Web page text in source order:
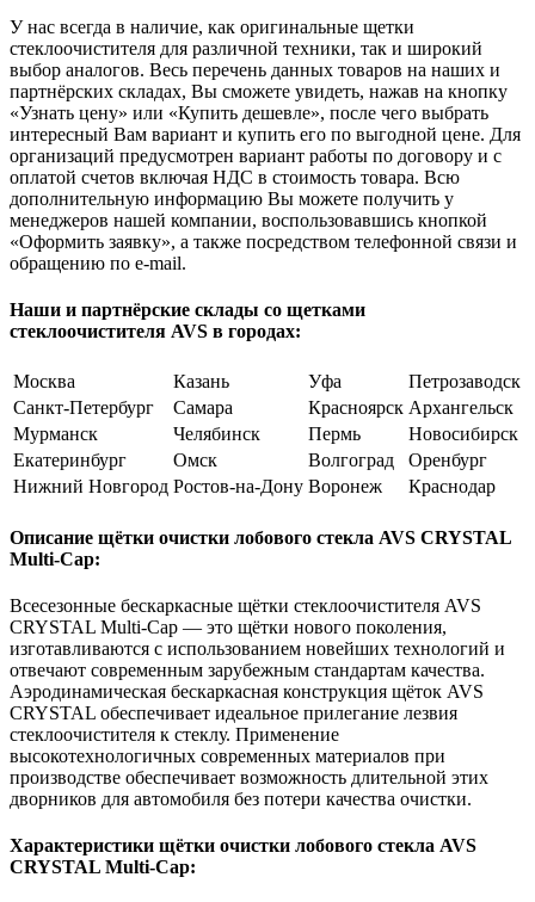
У нас всегда в наличие, как оригинальные щетки
стеклоочистителя для различной техники, так и широкий
выбор аналогов. Весь перечень данных товаров на наших и
партнёрских складах, Вы сможете увидеть, нажав на кнопку
«Узнать цену» или «Купить дешевле», после чего выбрать
интересный Вам вариант и купить его по выгодной цене. Для
организаций предусмотрен вариант работы по договору и с
оплатой счетов включая НДС в стоимость товара. Всю
дополнительную информацию Вы можете получить у
менеджеров нашей компании, воспользовавшись кнопкой
«Оформить заявку», а также посредством телефонной связи и
обращению по e-mail.
Наши и партнёрские склады со щетками
стеклоочистителя AVS в городах:
Москва Казань Уфа
Петрозаводск
Санкт-Петербург
Самара Красноярск Архангельск
Мурманск
Челябинск Пермь
Новосибирск
Екатеринбург
Омск Волгоград
Оренбург
Нижний Новгород Ростов-на-Дону Воронеж Краснодар
Описание щётки очистки лобового стекла AVS CRYSTAL
Multi-Cap:
Всесезонные бескаркасные щётки стеклоочистителя AVS
CRYSTAL Multi-Cap — это щётки нового поколения,
изготавливаются с использованием новейших технологий и
отвечают современным зарубежным стандартам качества.
Аэродинамическая бескаркасная конструкция щёток AVS
CRYSTAL обеспечивает идеальное прилегание лезвия
стеклоочистителя к стеклу. Применение
высокотехнологичных современных материалов при
производстве обеспечивает возможность длительной этих
дворников для автомобиля без потери качества очистки.
Характеристики щётки очистки лобового стекла AVS
CRYSTAL Multi-Cap: